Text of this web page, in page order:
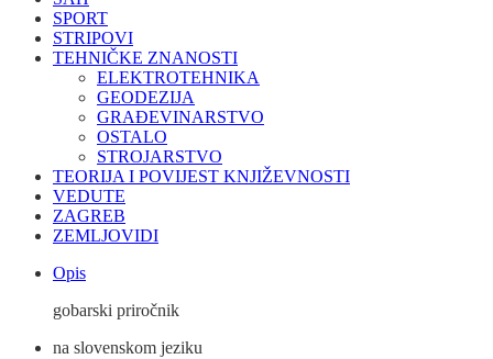
SPORT
STRIPOVI
TEHNIČKE ZNANOSTI
ELEKTROTEHNIKA
GEODEZIJA
GRAĐEVINARSTVO
OSTALO
STROJARSTVO
TEORIJA I POVIJEST KNJIŽEVNOSTI
VEDUTE
ZAGREB
ZEMLJOVIDI
Opis
gobarski priročnik
na slovenskom jeziku